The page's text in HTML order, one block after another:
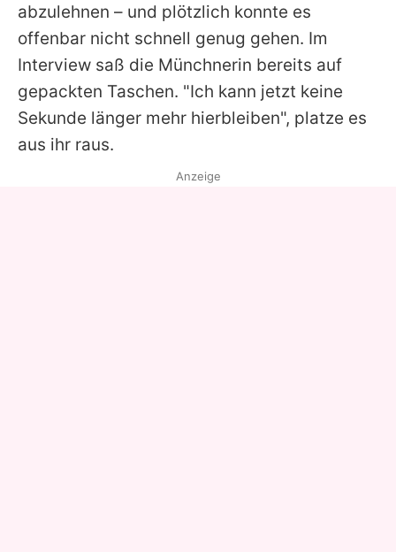
abzulehnen – und plötzlich konnte es
offenbar nicht schnell genug gehen. Im
Interview saß die Münchnerin bereits auf
gepackten Taschen. "Ich kann jetzt keine
Sekunde länger mehr hierbleiben", platze es
aus ihr raus.
Anzeige